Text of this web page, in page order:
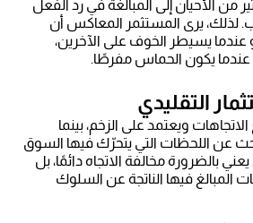
من الأحيان إلى المبالغة في رد الفعل
لذلك، يرى المستثمر المعاكس أن
يسيطر الخوف على الآخرين،
يكون الحماس مفرطًا.
التقليدي
ويعتمد على الزخم، بينما
عن اللحظات التي يتحرّك فيها السوق
بالضرورة مخالفة الاتجاه دائمًا، بل
المبالغ فيها الناتجة عن السلوك